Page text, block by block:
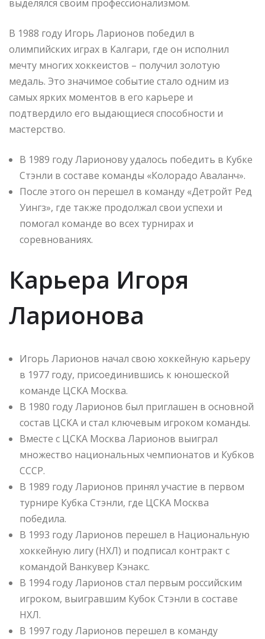
выделялся своим профессионализмом.
В 1988 году Игорь Ларионов победил в
олимпийских играх в Калгари, где он исполнил
мечту многих хоккеистов – получил золотую
медаль. Это значимое событие стало одним из
самых ярких моментов в его карьере и
подтвердило его выдающиеся способности и
мастерство.
В 1989 году Ларионову удалось победить в Кубке
Стэнли в составе команды «Колорадо Аваланч».
После этого он перешел в команду «Детройт Ред
Уингз», где также продолжал свои успехи и
помогал команде во всех турнирах и
соревнованиях.
Карьера Игоря
Ларионова
Игорь Ларионов начал свою хоккейную карьеру
в 1977 году, присоединившись к юношеской
команде ЦСКА Москва.
В 1980 году Ларионов был приглашен в основной
состав ЦСКА и стал ключевым игроком команды.
Вместе с ЦСКА Москва Ларионов выиграл
множество национальных чемпионатов и Кубков
СССР.
В 1989 году Ларионов принял участие в первом
турнире Кубка Стэнли, где ЦСКА Москва
победила.
В 1993 году Ларионов перешел в Национальную
хоккейную лигу (НХЛ) и подписал контракт с
командой Ванкувер Кэнакс.
В 1994 году Ларионов стал первым российским
игроком, выигравшим Кубок Стэнли в составе
НХЛ.
В 1997 году Ларионов перешел в команду